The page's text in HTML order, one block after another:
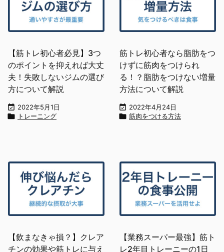
【筋トレ初心者必見】3つ
のポイントを抑えれば大丈
夫！失敗しないジムの選び
方について解説
 2022年5月1日
 トレーニング
筋トレ初心者なら脂肪をつ
けずに筋肉をつけられ
る！？脂肪をつけない増量
方法について解説
 2022年4月24日
 筋肉をつける方法
【飲まなきゃ損？】クレア
チンの効果や筋トレに与え
【業務スーパー最強】筋ト
レ2年目トレーニーの1日